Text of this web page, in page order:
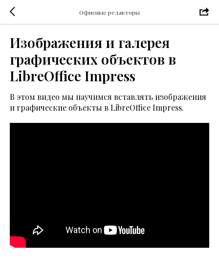
Офисные редакторы
Изображения и галерея
графических объектов в
LibreOffice Impress
В этом видео мы научимся вставлять изображения
и графические объекты в LibreOffice Impress.